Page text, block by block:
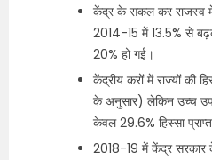
केंद्र के सकल कर राजस्व में
2014-15 में 13.5% से
20% हो गई।
केंद्रीय करों में राज्यों की
के अनुसार) लेकिन उच्च
केवल 29.6% हिस्सा
2018-19 में केंद्र सरकार